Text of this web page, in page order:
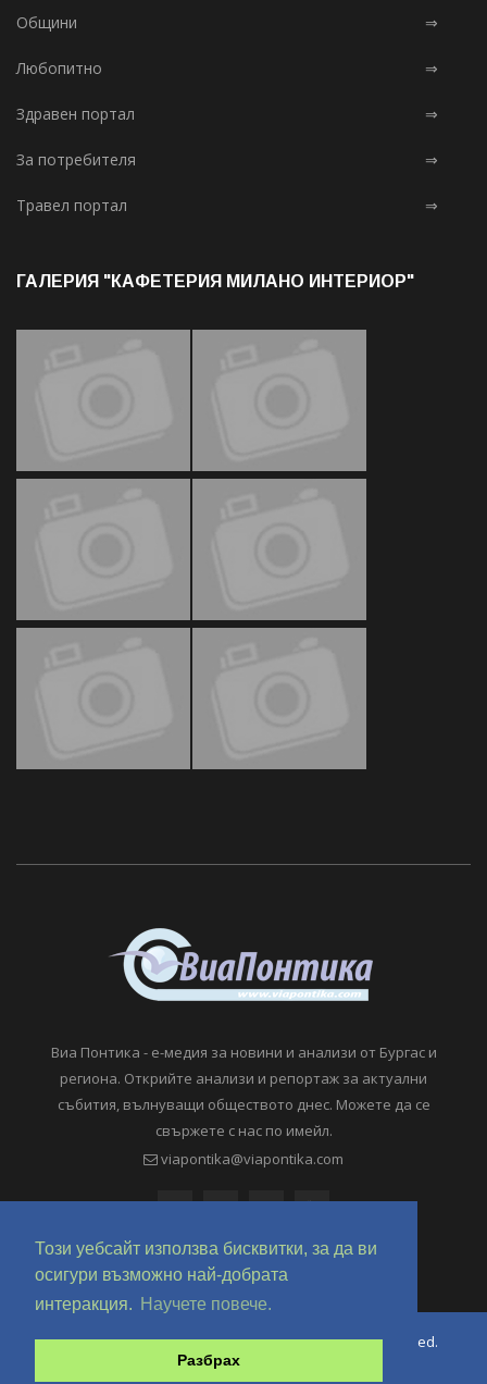
Този уебсайт използва бисквитки, за да ви
осигури възможно най-добрата
интеракция.
Научете повече.
Разбрах
Общини ⇒
Любопитно ⇒
Здравен портал ⇒
За потребителя ⇒
Травел портал ⇒
ГАЛЕРИЯ "КАФЕТЕРИЯ МИЛАНО ИНТЕРИОР"
Виа Понтика - е-медия за новини и анализи от Бургас и
региона. Открийте анализи и репортаж за актуални
събития, вълнуващи обществото днес. Можете да се
свържете с нас по имейл.
viapontika@viapontika.com
Copyright © 2018-2024 ViaPontika.com. All Rights Reserved.
Development @ OverHertz Ltd